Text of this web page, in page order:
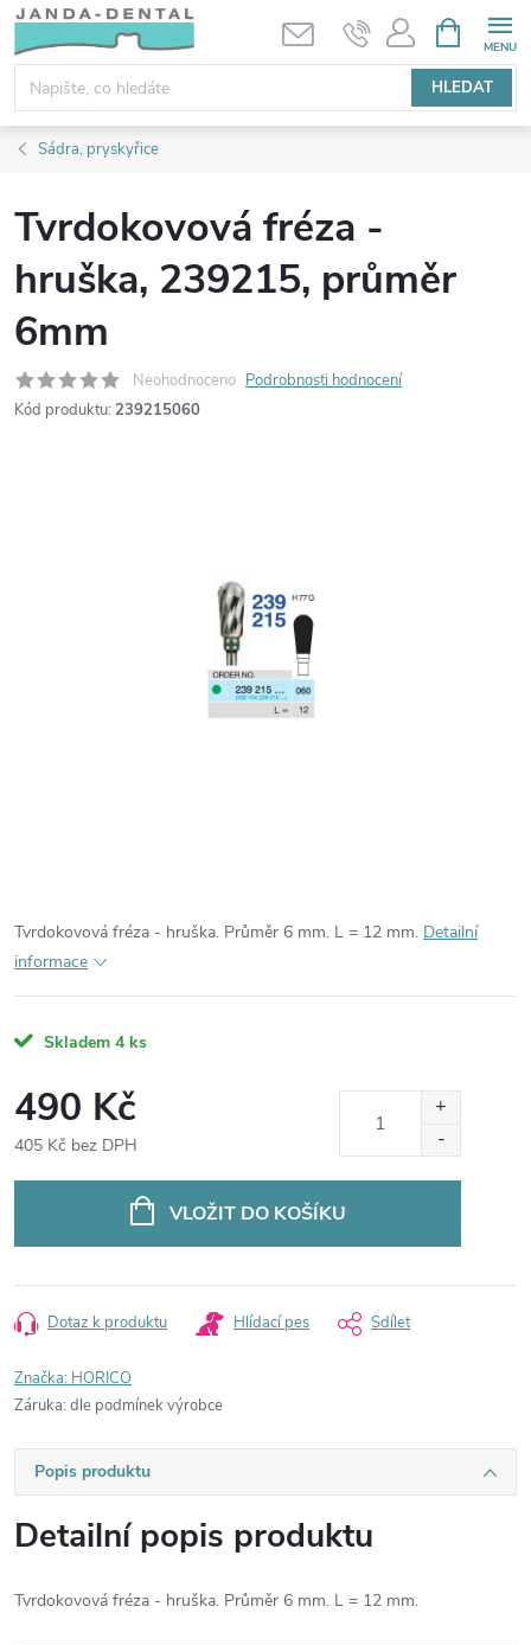
Přejít
obsah
HLEDAT
NÁKUPNÍ
KOŠÍK
Sádra, pryskyřice
Tvrdokovová fréza -
hruška, 239215, průměr
6mm
Neohodnoceno Podrobnosti hodnocení
Kód produktu: 239215060
Tvrdokovová fréza - hruška. Průměr 6 mm. L = 12 mm. Detailní
informace
Skladem 4 ks
490 Kč
405 Kč bez DPH
VLOŽIT DO KOŠÍKU
Dotaz k produktu Hlídací pes Sdílet
Značka: HORICO
Záruka: dle podmínek výrobce
Popis produktu
Detailní popis produktu
Tvrdokovová fréza - hruška. Průměr 6 mm. L = 12 mm.